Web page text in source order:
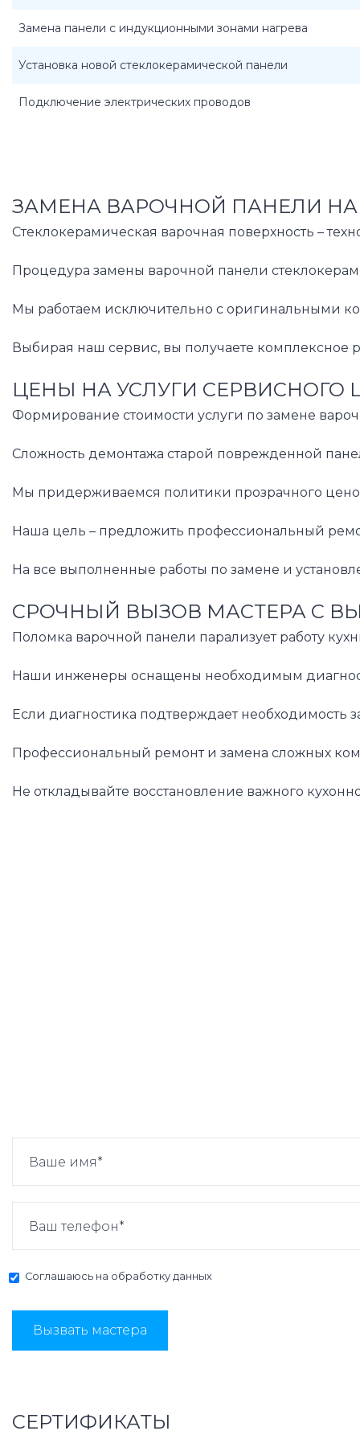
Замена панели с индукционными зонами нагрева
Установка новой стеклокерамической панели
Подключение электрических проводов
ЗАМЕНА ВАРОЧНОЙ ПАНЕЛИ НА
Стеклокерамическая варочная поверхность –
Процедура замены варочной панели
Мы работаем исключительно с оригинальными
Выбирая наш сервис, вы получаете комплексное
ЦЕНЫ НА УСЛУГИ СЕРВИСНОГО
Формирование стоимости услуги по замене
Сложность демонтажа старой поврежденной
Мы придерживаемся политики прозрачного
Наша цель – предложить профессиональный
На все выполненные работы по замене и
СРОЧНЫЙ ВЫЗОВ МАСТЕРА С
Поломка варочной панели парализует работу
Наши инженеры оснащены необходимым
Если диагностика подтверждает необходимость
Профессиональный ремонт и замена сложных
Не откладывайте восстановление важного
Соглашаюсь на обработку данных
Вызвать мастера
СЕРТИФИКАТЫ